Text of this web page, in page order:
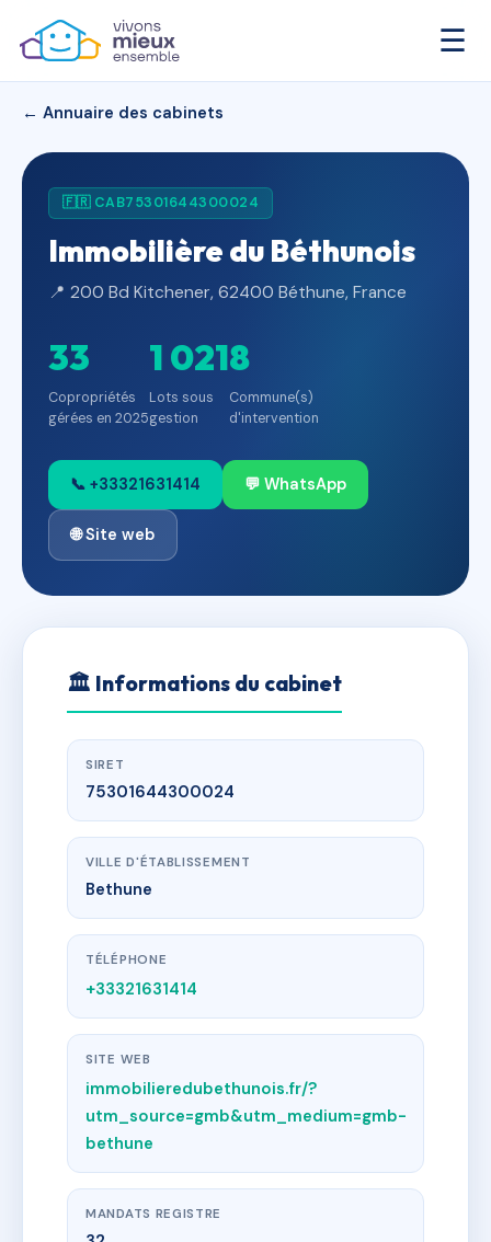
☰
← Annuaire des cabinets
🇫🇷 CAB75301644300024
Immobilière du Béthunois
📍 200 Bd Kitchener, 62400 Béthune, France
33
Copropriétés
gérées en 2025
1 021
Lots sous
gestion
8
Commune(s)
d'intervention
📞 +33321631414 💬 WhatsApp
🌐 Site web
🏛 Informations du cabinet
SIRET
75301644300024
VILLE D'ÉTABLISSEMENT
Bethune
TÉLÉPHONE
+33321631414
SITE WEB
immobilieredubethunois.fr/?
utm_source=gmb&utm_medium=gmb-
bethune
MANDATS REGISTRE